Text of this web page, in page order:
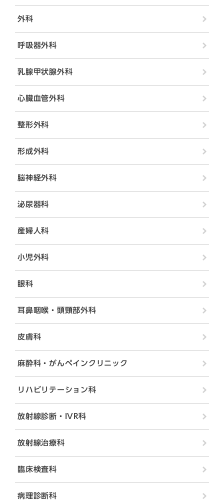
外科
呼吸器外科
乳腺甲状腺外科
心臓血管外科
整形外科
形成外科
脳神経外科
泌尿器科
産婦人科
小児外科
眼科
耳鼻咽喉・頭頸部外科
皮膚科
麻酔科・がんペインクリニック
リハビリテーション科
放射線診断・IVR科
放射線治療科
臨床検査科
病理診断科